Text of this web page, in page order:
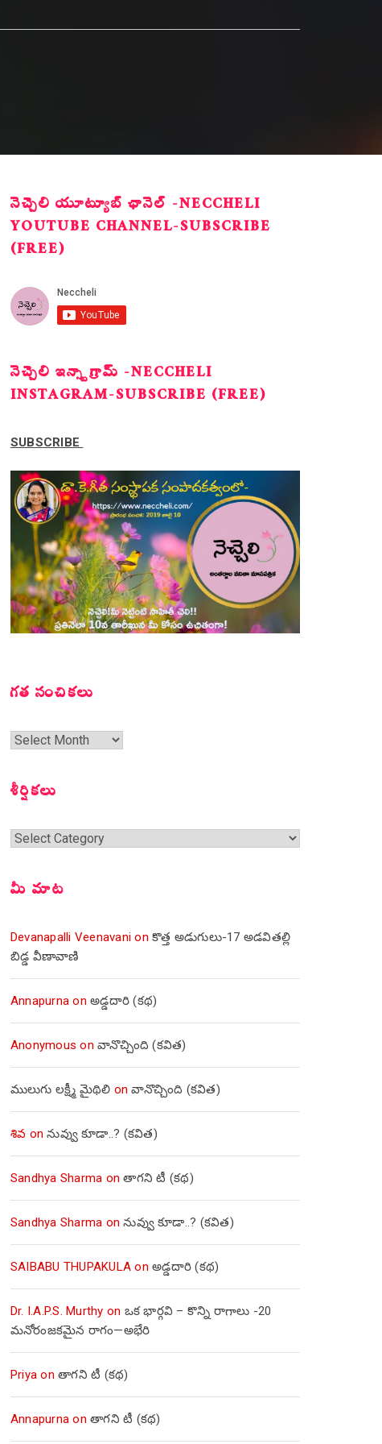
నెచ్చెలి యూట్యూబ్ ఛానెల్ -NECCHELI
YOUTUBE CHANNEL-SUBSCRIBE
(FREE)
నెచ్చెలి ఇన్స్టాగ్రామ్ -NECCHELI
INSTAGRAM-SUBSCRIBE (FREE)
SUBSCRIBE
గత సంచికలు
గత
శీర్షికలు
శీర్షికలు
మీ మాట
Devanapalli Veenavani onకొత్త అడుగులు-17 అడవితల్లి
బిడ్డ వీణావాణి
Annapurna onఅడ్డదారి (కథ)
Anonymous onవానొచ్చింది (కవిత)
ములుగు లక్ష్మీ మైథిలి onవానొచ్చింది (కవిత)
శివ onనువ్వు కూడా..? (కవిత)
Sandhya Sharma onతాగని టీ (కథ)
Sandhya Sharma onనువ్వు కూడా..? (కవిత)
SAIBABU THUPAKULA onఅడ్డదారి (కథ)
Dr. I.A.P.S. Murthy on ఒక భార్గవి – కొన్ని రాగాలు -20
మనోరంజకమైన రాగం—అభేరి
Priya onతాగని టీ (కథ)
Annapurna onతాగని టీ (కథ)